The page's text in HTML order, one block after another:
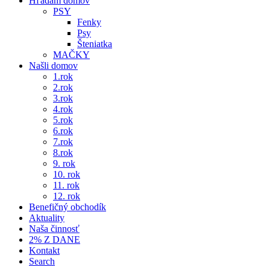
PSY
Fenky
Psy
Šteniatka
MAČKY
Našli domov
1.rok
2.rok
3.rok
4.rok
5.rok
6.rok
7.rok
8.rok
9. rok
10. rok
11. rok
12. rok
Benefičný obchodík
Aktuality
Naša činnosť
2% Z DANE
Kontakt
Search